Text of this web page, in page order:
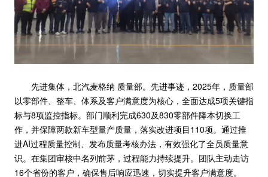
先进集体，北汽麦格纳 质量部。先进事迹，2025年，质量部
以零部件、整车、体系及客户满意度为核心，全面达成5项关键指
标与8项监控指标。部门顺利完成630及830零部件降本切换工
作，并保障两款新车型量产质量，落实改进项目110项。通过推
进AI过程质量控制、发布质量考核办法，有效强化了全员质量意
识。在集团审核中名列前茅，过程能力持续提升。团队主动走访
16个省份的客户，确保售后响应迅速，切实提升客户满意度。